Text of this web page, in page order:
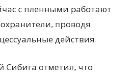
с пленными работают
проводя
действия.
отметил, что